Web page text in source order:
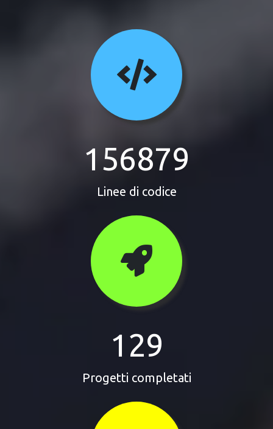
156879
Linee di codice
129
Progetti completati